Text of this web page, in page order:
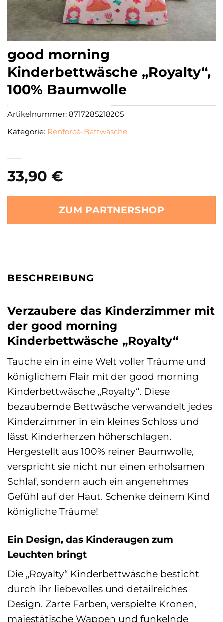
good morning
Kinderbettwäsche „Royalty“,
100% Baumwolle
33,90 €
ZUM PARTNERSHOP
Artikelnummer: 8717285218205
Kategorie: Renforcé-Bettwäsche
BESCHREIBUNG
Verzaubere das Kinderzimmer mit
der good morning
Kinderbettwäsche „Royalty“
Tauche ein in eine Welt voller Träume und
königlichem Flair mit der good morning
Kinderbettwäsche „Royalty“. Diese
bezaubernde Bettwäsche verwandelt jedes
Kinderzimmer in ein kleines Schloss und
lässt Kinderherzen höherschlagen.
Hergestellt aus 100% reiner Baumwolle,
verspricht sie nicht nur einen erholsamen
Schlaf, sondern auch ein angenehmes
Gefühl auf der Haut. Schenke deinem Kind
königliche Träume!
Ein Design, das Kinderaugen zum
Leuchten bringt
Die „Royalty“ Kinderbettwäsche besticht
durch ihr liebevolles und detailreiches
Design. Zarte Farben, verspielte Kronen,
majestätische Wappen und funkelnde